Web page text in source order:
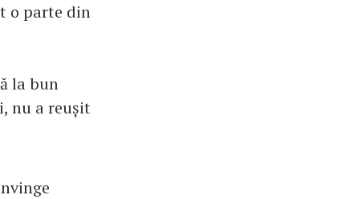
o parte din
la bun
nu a reușit